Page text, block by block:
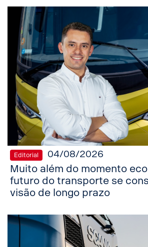
Editorial 04/08/2026
Muito além do momento
futuro do transporte se
visão de longo prazo